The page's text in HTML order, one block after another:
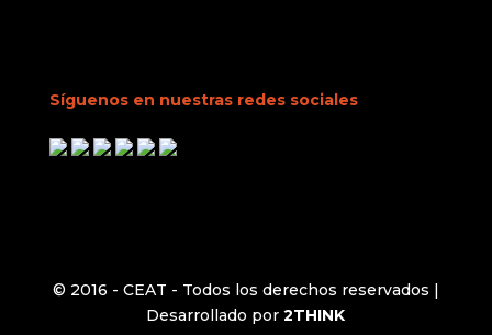
Síguenos en nuestras redes sociales
© 2016 - CEAT - Todos los derechos reservados |
Desarrollado por2THINK